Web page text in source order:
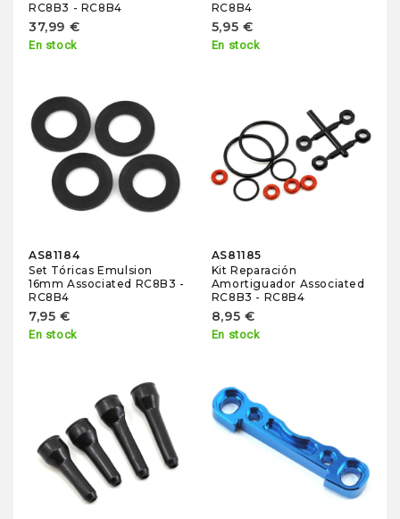
RC8B3 - RC8B4
37,99 €
En stock
RC8B4
5,95 €
En stock
AS81184
Set Tóricas Emulsion
16mm Associated RC8B3 -
RC8B4
7,95 €
En stock
AS81185
Kit Reparación
Amortiguador Associated
RC8B3 - RC8B4
8,95 €
En stock